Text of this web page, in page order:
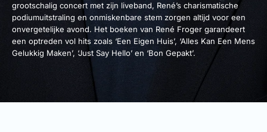
grootschalig concert met zijn liveband, René’s charismatische
podiumuitstraling en onmiskenbare stem zorgen altijd voor een
onvergetelijke avond. Het boeken van René Froger garandeert
een optreden vol hits zoals ‘Een Eigen Huis’, ‘Alles Kan Een Mens
Gelukkig Maken’, ‘Just Say Hello’ en ‘Bon Gepakt’.